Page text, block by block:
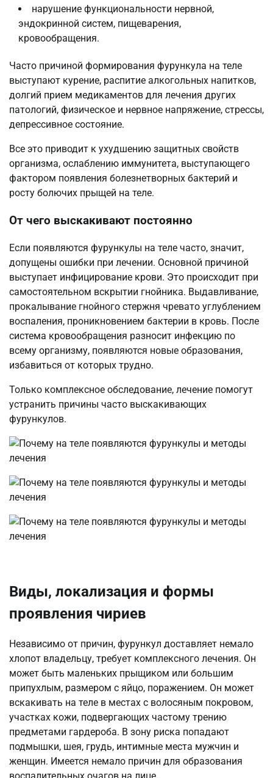
нарушение функциональности нервной,
эндокринной систем, пищеварения,
кровообращения.
Часто причиной формирования фурункула на теле
выступают курение, распитие алкогольных напитков,
долгий прием медикаментов для лечения других
патологий, физическое и нервное напряжение, стрессы,
депрессивное состояние.
Все это приводит к ухудшению защитных свойств
организма, ослаблению иммунитета, выступающего
фактором появления болезнетворных бактерий и
росту болючих прыщей на теле.
От чего выскакивают постоянно
Если появляются фурункулы на теле часто, значит,
допущены ошибки при лечении. Основной причиной
выступает инфицирование крови. Это происходит при
самостоятельном вскрытии гнойника. Выдавливание,
прокалывание гнойного стержня чревато углублением
воспаления, проникновением бактерии в кровь. После
система кровообращения разносит инфекцию по
всему организму, появляются новые образования,
избавиться от которых трудно.
Только комплексное обследование, лечение помогут
устранить причины часто выскакивающих
фурункулов.
Виды, локализация и формы
проявления чириев
Независимо от причин, фурункул доставляет немало
хлопот владельцу, требует комплексного лечения. Он
может быть маленьких прыщиком или большим
припухлым, размером с яйцо, поражением. Он может
вскакивать на теле в местах с волосяным покровом,
участках кожи, подвергающих частому трению
предметами гардероба. В зону риска попадают
подмышки, шея, грудь, интимные места мужчин и
женщин. Имеется немало причин для образования